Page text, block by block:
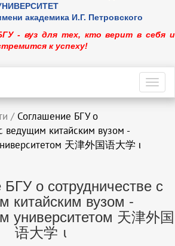
академика И.Г. Петровского
- вуз для тех, кто верит в себя и
к успеху!
/ Соглашение БГУ о
ведущим китайским вузом -
天津外国语大学 ι
о сотрудничестве с
китайским вузом -
университетом 天津外国
语大学 ι